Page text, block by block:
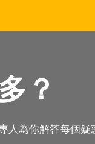
？
人為你解答每個疑